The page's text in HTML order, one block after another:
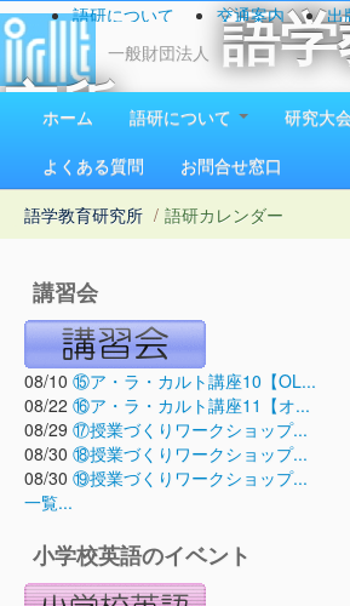
一般財団法人
語
究所
1923（大正12）年創立
語研について 交通案内 出
お問い合わせ
ホーム 語研について
研究大会
よくある質問
お問合せ窓口
語学教育研究所 / 語研カレンダー
講習会
08/10 ⑮ア・ラ・カルト講座10【OL...
08/22 ⑯ア・ラ・カルト講座11【オ...
08/29 ⑰授業づくりワークショップ...
08/30 ⑱授業づくりワークショップ...
08/30 ⑲授業づくりワークショップ...
一覧...
小学校英語のイベント